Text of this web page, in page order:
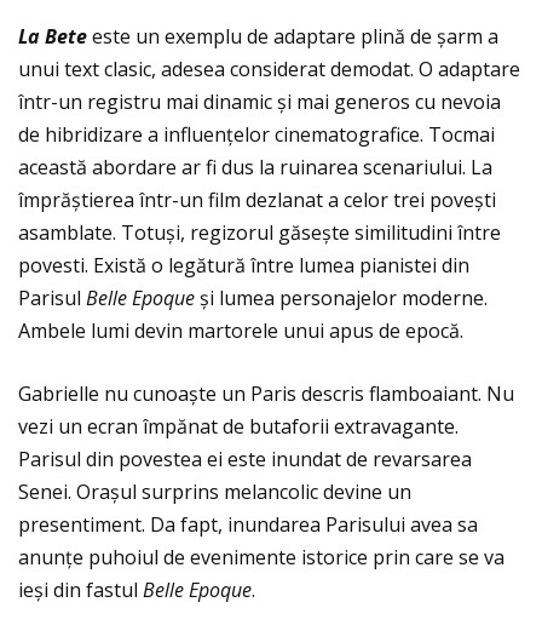
La Beteeste un exemplu de adaptare plină de șarm a
unui text clasic, adesea considerat demodat. O adaptare
într-un registru mai dinamic și mai generos cu nevoia
de hibridizare a influențelor cinematografice. Tocmai
această abordare ar fi dus la ruinarea scenariului. La
împrăștierea într-un film dezlanat a celor trei povești
asamblate. Totuși, regizorul găsește similitudini între
povesti. Există o legătură între lumea pianistei din
Parisul Belle Epoqueși lumea personajelor moderne.
Ambele lumi devin martorele unui apus de epocă.
Gabrielle nu cunoaște un Paris descris flamboaiant. Nu
vezi un ecran împănat de butaforii extravagante.
Parisul din povestea ei este inundat de revarsarea
Senei. Orașul surprins melancolic devine un
presentiment. Da fapt, inundarea Parisului avea sa
anunțe puhoiul de evenimente istorice prin care se va
ieși din fastul Belle Epoque.